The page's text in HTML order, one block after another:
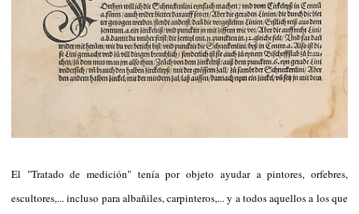
El "Tratado de medición" tenía por objeto ayudar a pintores, orfebres,
escultores,... incluso para albañiles, carpinteros,... y a todos aquellos a los que